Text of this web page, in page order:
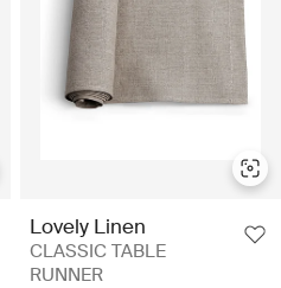
Lovely Linen
CLASSIC TABLE
RUNNER